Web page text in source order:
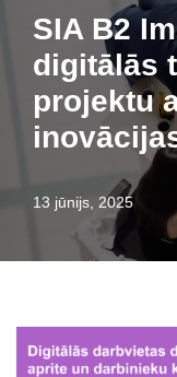
SIA B2
digitālās
projektu
13 jūnijs, 2025